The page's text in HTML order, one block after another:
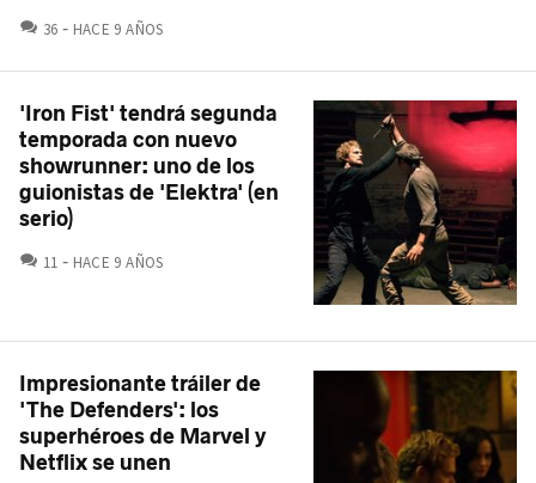
36 COMENTARIOS
HACE 9 AÑOS
'Iron Fist' tendrá segunda
temporada con nuevo
showrunner: uno de los
guionistas de 'Elektra' (en
serio)
11 COMENTARIOS
HACE 9 AÑOS
Impresionante tráiler de
'The Defenders': los
superhéroes de Marvel y
Netflix se unen